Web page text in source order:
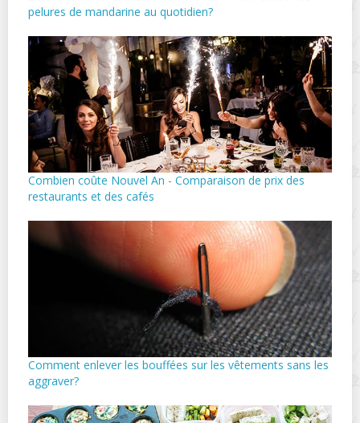
pelures de mandarine au quotidien?
Combien coûte Nouvel An - Comparaison de prix des
restaurants et des cafés
Comment enlever les bouffées sur les vêtements sans les
aggraver?